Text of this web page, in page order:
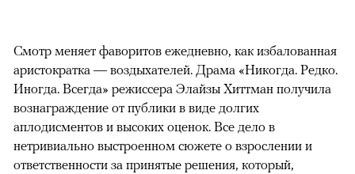
Смотр меняет фаворитов ежедневно, как избалованная
аристократка — воздыхателей. Драма «Никогда. Редко.
Иногда. Всегда» режиссера Элайзы Хиттман получила
вознаграждение от публики в виде долгих
аплодисментов и высоких оценок. Все дело в
нетривиально выстроенном сюжете о взрослении и
ответственности за принятые решения, который,